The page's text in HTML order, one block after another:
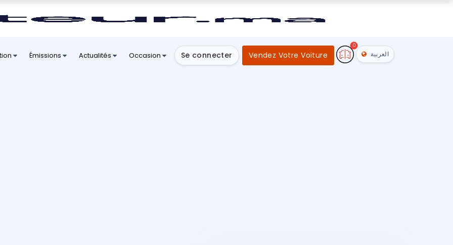
Émissions Actualités Occasion Se connecter Vendez Votre Voiture
0
العربية